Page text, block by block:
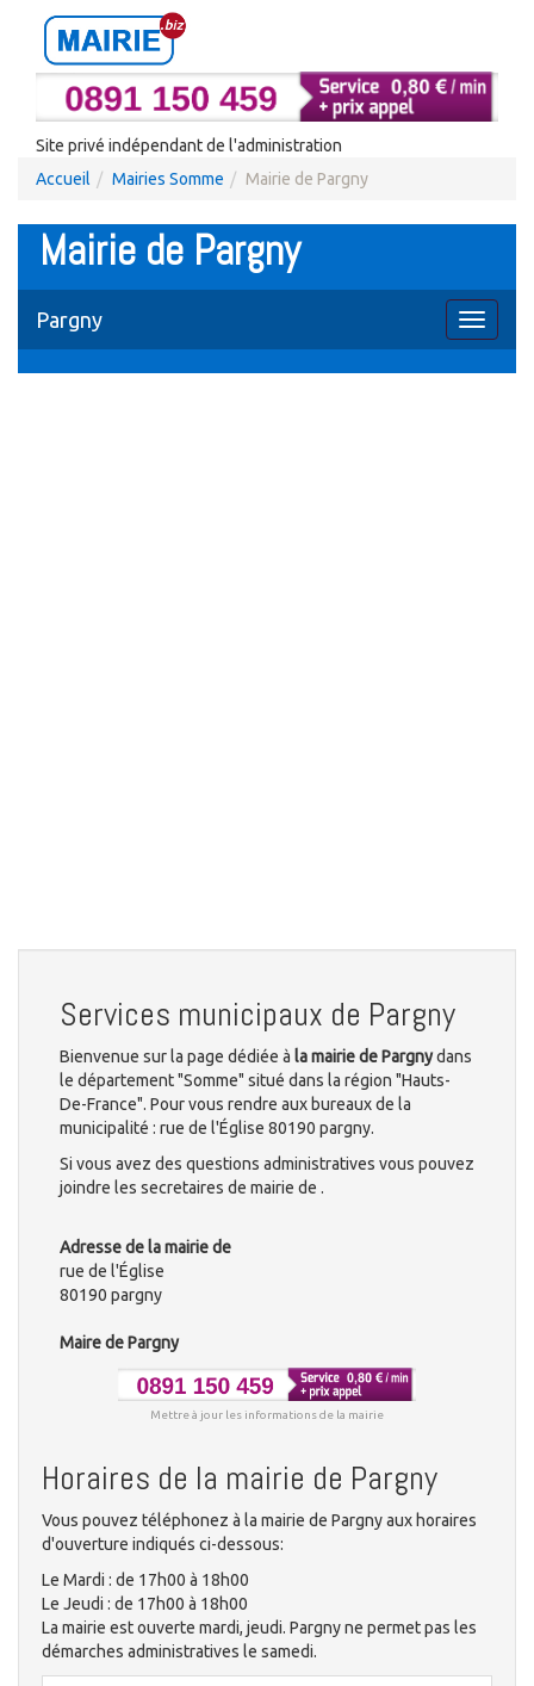
Site privé indépendant de l'administration
Accueil
Mairies Somme Mairie de Pargny
Mairie de Pargny
Toggle
Pargny
Services municipaux de Pargny
Bienvenue sur la page dédiée à la mairie de Pargnydans
le département "Somme" situé dans la région "Hauts-
De-France". Pour vous rendre aux bureaux de la
municipalité : rue de l'Église 80190 pargny.
Si vous avez des questions administratives vous pouvez
joindre les secretaires de mairie de .
Adresse de la mairie de
rue de l'Église
80190 pargny
Maire de Pargny
Mettre à jour les informations de la mairie
Horaires de la mairie de Pargny
Vous pouvez téléphonez à la mairie de Pargny aux horaires
d'ouverture indiqués ci-dessous:
Le Mardi : de 17h00 à 18h00
Le Jeudi : de 17h00 à 18h00
La mairie est ouverte mardi, jeudi. Pargny ne permet pas les
démarches administratives le samedi.